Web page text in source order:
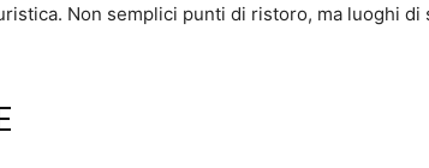
Non semplici punti di ristoro, ma luoghi di